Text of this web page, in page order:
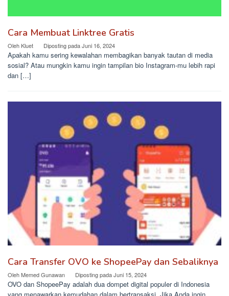
Cara Membuat Linktree Gratis
Oleh Kluet Diposting padaJuni 16, 2024
Apakah kamu sering kewalahan membagikan banyak tautan di media
sosial? Atau mungkin kamu ingin tampilan bio Instagram-mu lebih rapi
dan […]
Cara Transfer OVO ke ShopeePay dan Sebaliknya
OlehMemed Gunawan Diposting padaJuni 15, 2024
OVO dan ShopeePay adalah dua dompet digital populer di Indonesia